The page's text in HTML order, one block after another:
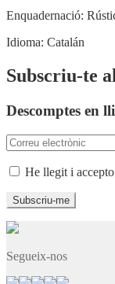
Enquadernació:
Idioma: Catalán
Subscriu-te
Descomptes en
He llegit i
Segueix-nos